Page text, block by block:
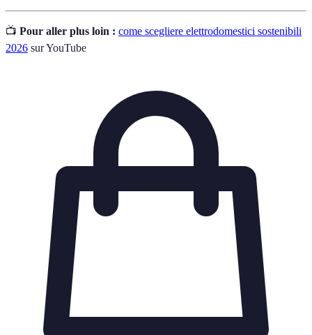
📺 Pour aller plus loin : come scegliere elettrodomestici sostenibili
2026 sur YouTube